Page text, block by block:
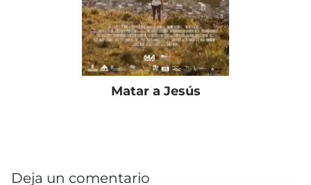
Matar a Jesús
Deja un comentario